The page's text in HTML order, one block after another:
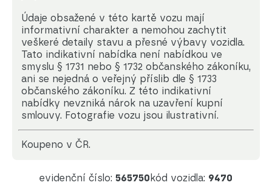
Údaje obsažené v této kartě vozu mají
informativní charakter a nemohou zachytit
veškeré detaily stavu a přesné výbavy vozidla.
Tato indikativní nabídka není nabídkou ve
smyslu § 1731 nebo § 1732 občanského zákoníku,
ani se nejedná o veřejný příslib dle § 1733
občanského zákoníku. Z této indikativní
nabídky nevzniká nárok na uzavření kupní
smlouvy. Fotografie vozu jsou ilustrativní.
koupeno v ČR.
evidenční číslo: 565750 kód vozidla: 9470